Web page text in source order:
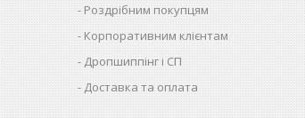
Роздрібним покупцям
Корпоративним клієнтам
Дропшиппінг і СП
Доставка та оплата